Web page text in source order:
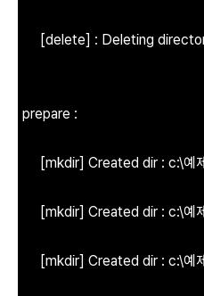
[delete] : Deleting
prepare :
[mkdir] Created dir : c:\예
[mkdir] Created dir : c:\예
[mkdir] Created dir : c:\예